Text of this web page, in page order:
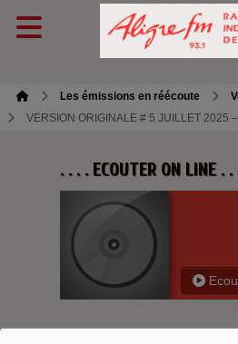
Les émissions en réécoute
VERSION ORIGINALE # 5 JUILLET 2025
. . . . ECOUTER ON LINE .